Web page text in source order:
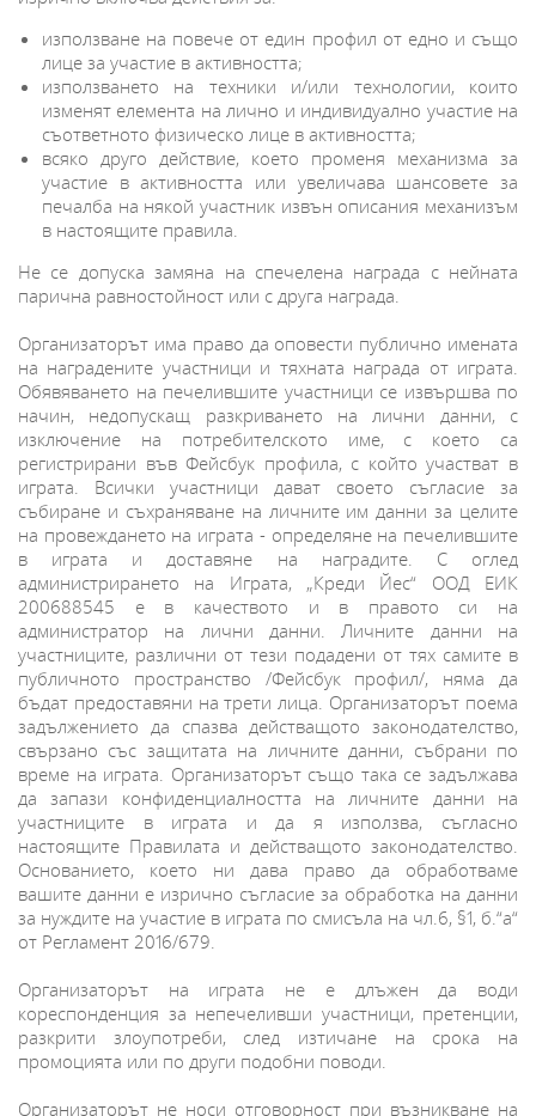
използване на повече от един профил от едно и също
лице за участие в активността;
използването на техники и/или технологии, които
изменят елемента на лично и индивидуално участие на
съответното физическо лице в активността;
всяко друго действие, което променя механизма за
участие в активността или увеличава шансовете за
печалба на някой участник извън описания механизъм
в настоящите правила.
Не се допуска замяна на спечелена награда с нейната
парична равностойност или с друга награда.
Организаторът има право да оповести публично имената
на наградените участници и тяхната награда от играта.
Обявяването на печелившите участници се извършва по
начин, недопускащ разкриването на лични данни, с
изключение на потребителското име, с което са
регистрирани във Фейсбук профила, с който участват в
играта. Всички участници дават своето съгласие за
събиране и съхраняване на личните им данни за целите
на провеждането на играта - определяне на печелившите
в играта и доставяне на наградите. С оглед
администрирането на Играта, „Креди Йес“ ООД ЕИК
200688545 е в качеството и в правото си на
администратор на лични данни. Личните данни на
участниците, различни от тези подадени от тях самите в
публичното пространство /Фейсбук профил/, няма да
бъдат предоставяни на трети лица. Организаторът поема
задължението да спазва действащото законодателство,
свързано със защитата на личните данни, събрани по
време на играта. Организаторът също така се задължава
да запази конфиденциалността на личните данни на
участниците в играта и да я използва, съгласно
настоящите Правилата и действащото законодателство.
Основанието, което ни дава право да обработваме
вашите данни е изрично съгласие за обработка на данни
за нуждите на участие в играта по смисъла на чл.6, §1, б.“а“
от Регламент 2016/679.
Организаторът на играта не е длъжен да води
кореспонденция за непечеливши участници, претенции,
разкрити злоупотреби, след изтичане на срока на
промоцията или по други подобни поводи.
Организаторът не носи отговорност при възникване на